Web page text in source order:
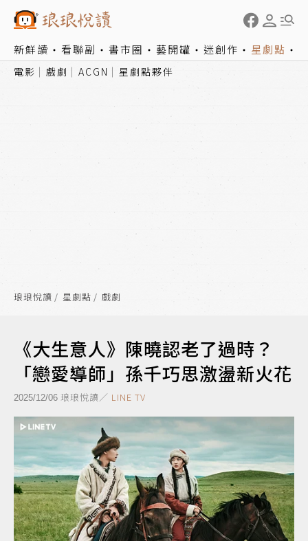
新鮮讀 看聯副 書市圈 藝開罐 迷創作 星劇點
電影 戲劇 ACGN 星劇點夥伴
琅琅悅讀 星劇點 戲劇
《大生意人》陳曉認老了過時？
「戀愛導師」孫千巧思激盪新火花
2025/12/06 琅琅悅讀／ LINE TV